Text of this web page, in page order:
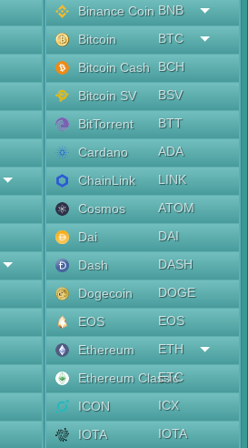
Binance Coin BNB
Bitcoin
BTC
Bitcoin Cash
BCH
Bitcoin SV
BSV
BitTorrent
BTT
Cardano
ADA
ChainLink
LINK
Cosmos
ATOM
Dai
DAI
Dash
DASH
Dogecoin
DOGE
EOS
EOS
Ethereum
ETH
Ethereum Classic
ETC
ICON
ICX
IOTA
IOTA